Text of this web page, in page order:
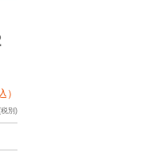
）
別)